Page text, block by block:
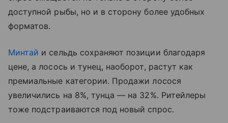
доступной рыбы, но и в сторону более удобных
форматов.
Минтай и сельдь сохраняют позиции благодаря
цене, а лосось и тунец, наоборот, растут как
премиальные категории. Продажи лосося
увеличились на 8%, тунца — на 32%. Ритейлеры
тоже подстраиваются под новый спрос.